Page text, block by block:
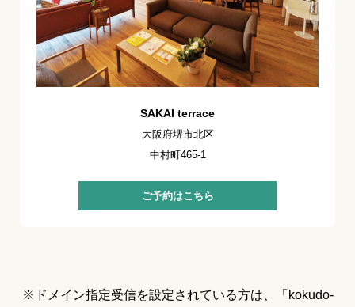
SAKAI terrace
大阪府堺市北区
中村町465-1
ご予約はこちら
※ドメイン指定受信を設定されている方は、「kokudo-